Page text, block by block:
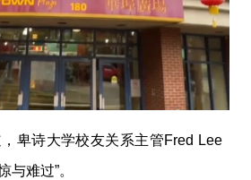
卑诗大学校友关系主管Fred Lee
与难过”。